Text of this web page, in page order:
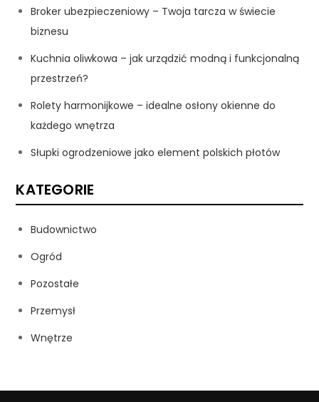
Broker ubezpieczeniowy – Twoja tarcza w świecie
biznesu
Kuchnia oliwkowa – jak urządzić modną i funkcjonalną
przestrzeń?
Rolety harmonijkowe – idealne osłony okienne do
każdego wnętrza
Słupki ogrodzeniowe jako element polskich płotów
KATEGORIE
Budownictwo
Ogród
Pozostałe
Przemysł
Wnętrze